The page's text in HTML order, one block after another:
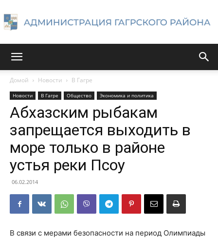
Гагрского
района
Домой Новости В Гагре
Новости В Гагре Общество Экономика и политика
Абхазским рыбакам
запрещается выходить в
море только в районе
устья реки Псоу
06.02.2014
В связи с мерами безопасности на период Олимпиады